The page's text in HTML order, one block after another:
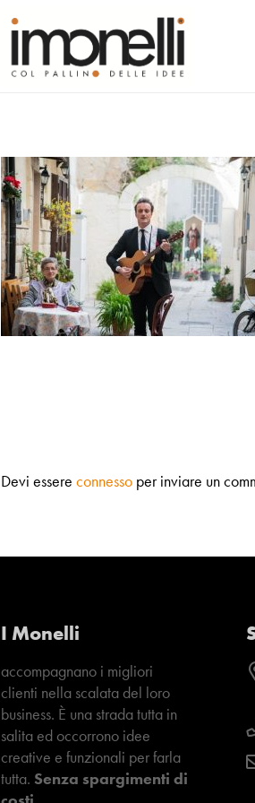
Devi essere connesso per inviare un
I Monelli
accompagnano i migliori
clienti nella scalata del loro
business. È una strada tutta in
salita ed occorrono idee
creative e funzionali per farla
tutta. Senza spargimenti di